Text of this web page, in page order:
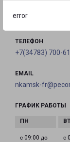
error
на карте
ТЕЛЕФОН
+7(34783) 700-61
EMAIL
nkamsk-
ГРАФИК РАБОТЫ
с 09:00 до
с